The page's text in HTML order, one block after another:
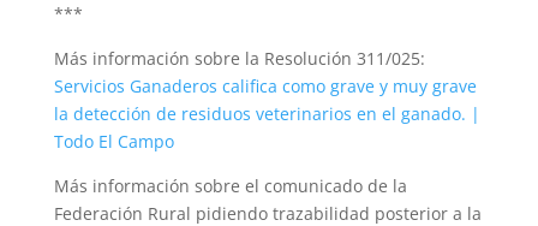
***
Más información sobre la Resolución 311/025:
Servicios Ganaderos califica como grave y muy grave
la detección de residuos veterinarios en el ganado. |
Todo El Campo
Más información sobre el comunicado de la
Federación Rural pidiendo trazabilidad posterior a la